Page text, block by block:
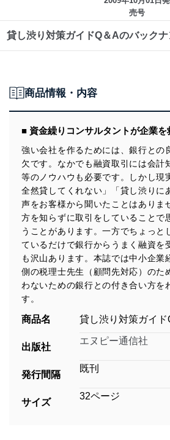
売号
貸し渋り対策ガイドQ＆Aのバック
商品情報・内容
■ 資金繰りコンサルタントが企業を
強い会社を作るためには、銀行との
欠です。なかでも融資取引には会計
等のノウハウも必要です。しかし現
全然貸してくれない」「貸し渋りに
声をお客様から聞いたことはありま
方を知らずに取引をしていることで
うことがあります。一方でちょっと
ているだけで銀行からうまく融資を
も沢山あります。本誌では中小企業
側の税理士先生（顧問先対応）のた
わないための銀行との付き合い方を
す。
商品名 貸し渋り対策ガイド
出版社
エヌピー通信社
発行間隔
既刊
サイズ
32ページ